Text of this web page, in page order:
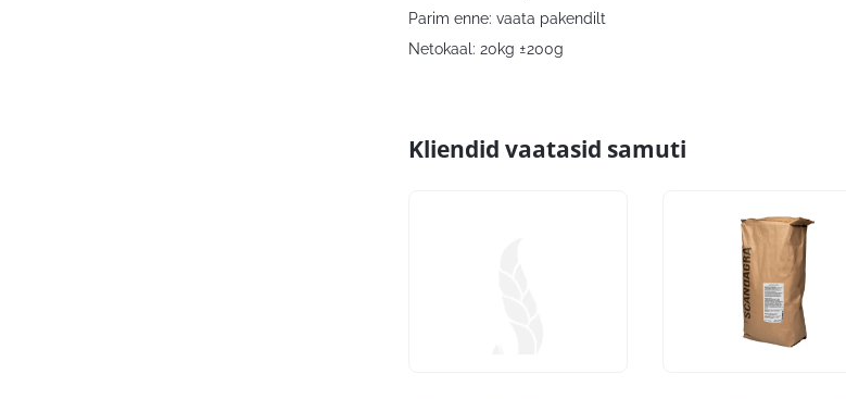
Parim enne: vaata pakendilt
Netokaal: 20kg ±200g
Kliendid vaatasid samuti